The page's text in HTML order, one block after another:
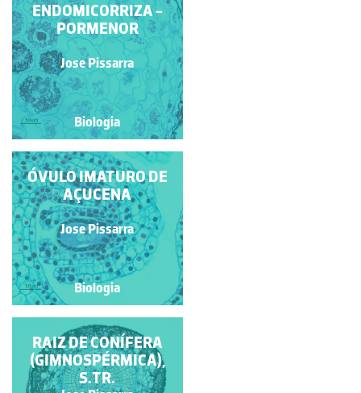
ENDOMICORRIZA
Jose Pissarra
Biologia
ENDOMICORRIZA -
PORMENOR
Jose Pissarra
Biologia
Jose Pissarra
Biologia
ÓVULO IMATURO DE
AÇUCENA
Jose Pissarra
Biologia
ÓVULO DE AÇUCENA
RAIZ DE CONÍFERA
(GIMNOSPÉRMICA),
S.TR.